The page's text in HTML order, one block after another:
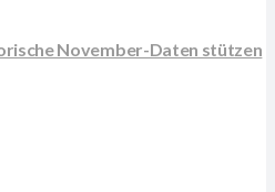
November-Daten stützen